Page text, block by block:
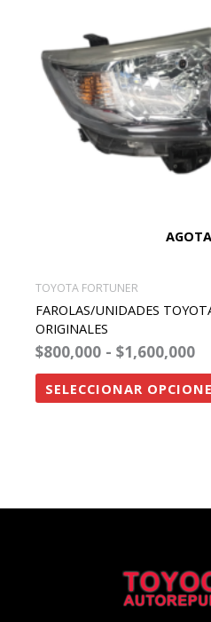
TOYOTA FORTUNER
FAROLAS/UNIDADES
ORIGINALES
$800,000 - $1,600,000
SELECCIONAR